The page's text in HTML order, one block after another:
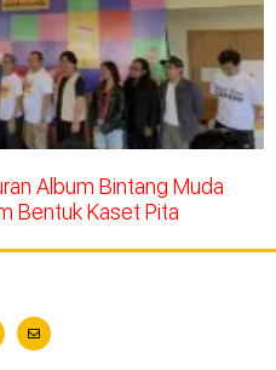
Album Bintang Muda
Bentuk Kaset Pita